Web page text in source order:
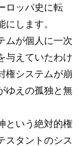
ロッパ史に転
します。
ムが個人に一次
与えていたわけ
権システムが崩
ゆえの孤独と無
という絶対的権
スタントのシス